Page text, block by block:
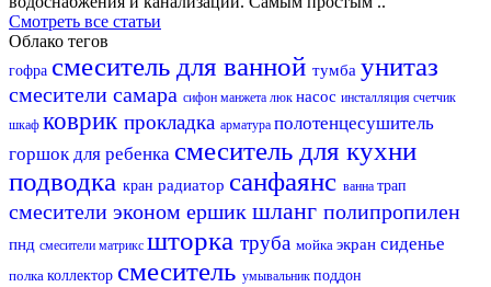
Смотреть все статьи
Облако тегов
гофра смеситель для ванной тумба унитаз
смесители самара сифон манжета люк насос инсталляция счетчик
шкаф коврик прокладка арматура полотенцесушитель
горшок для ребенка смеситель для кухни
подводка кран радиатор санфаянс ванна трап
смесители эконом ершик шланг полипропилен
пнд смесители матрикс шторка труба мойка экран сиденье
полка коллектор смеситель умывальник поддон